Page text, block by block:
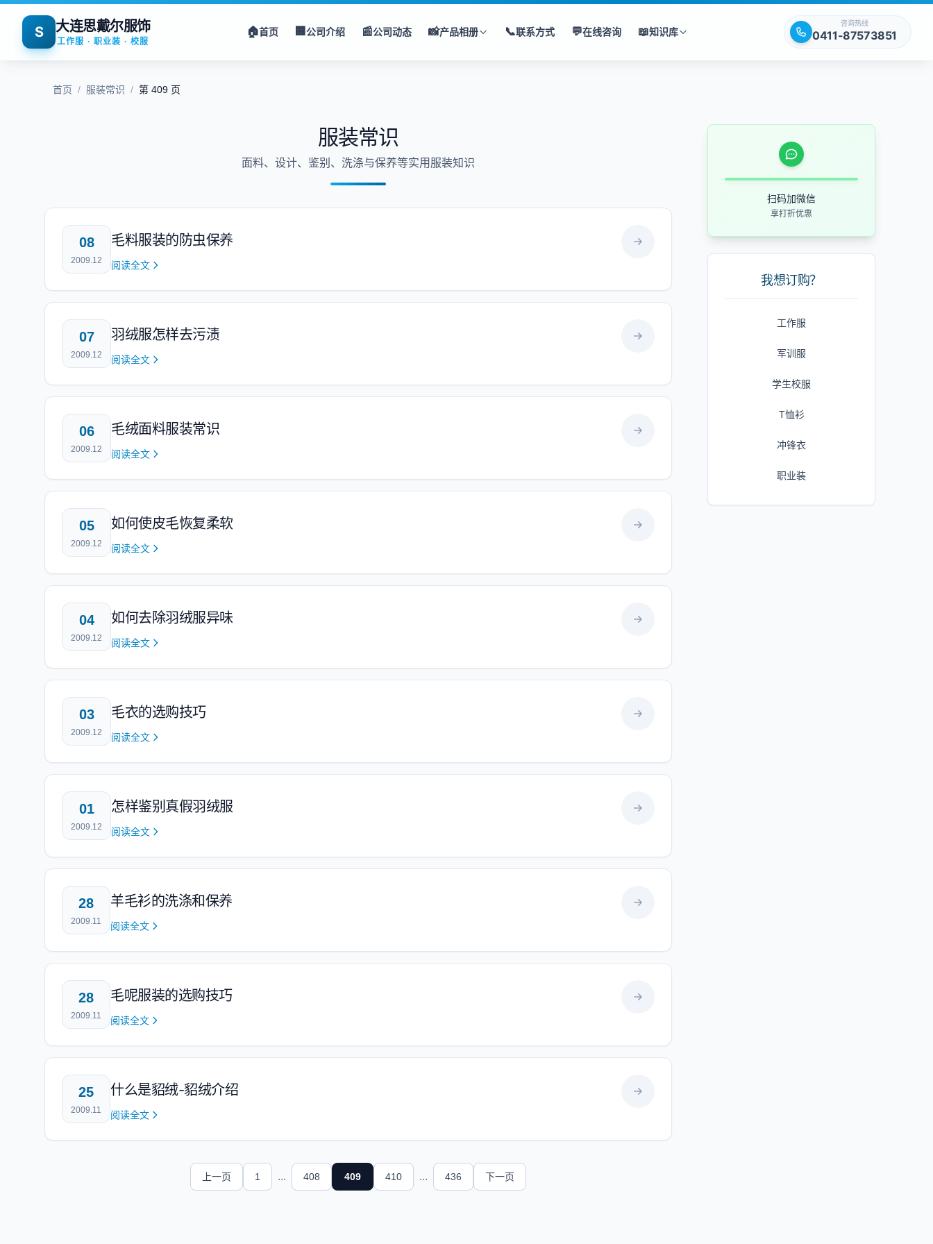
S 大连思戴尔服饰
工作服 · 职业装 · 校服
🏠首页 🏢公司介绍 📰公司动态 📸产品相册 📞联系方式 💬在线咨询 📖知识库
咨询热线
0411-87573851
首页 / 服装常识 / 第 409 页
服装常识
面料、设计、鉴别、洗涤与保养等实用服装知识
08
2009.12
毛料服装的防虫保养
阅读全文
07
2009.12
羽绒服怎样去污渍
阅读全文
06
2009.12
毛绒面料服装常识
阅读全文
05
2009.12
如何使皮毛恢复柔软
阅读全文
04
2009.12
如何去除羽绒服异味
阅读全文
03
2009.12
毛衣的选购技巧
阅读全文
01
2009.12
怎样鉴别真假羽绒服
阅读全文
28
2009.11
羊毛衫的洗涤和保养
阅读全文
28
2009.11
毛呢服装的选购技巧
阅读全文
25
2009.11
什么是貂绒-貂绒介绍
阅读全文
上一页 1 ... 408 409 410 ... 436 下一页
扫码加微信
享打折优惠
我想订购？
工作服
军训服
学生校服
T恤衫
冲锋衣
职业装